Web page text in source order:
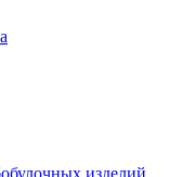
изделий